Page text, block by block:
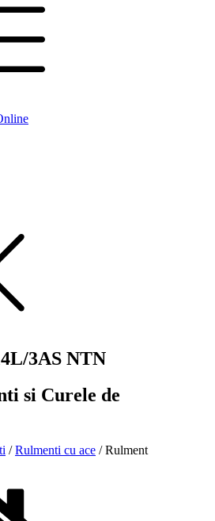
3AS NTN
si Curele de
/Rulmenti cu ace / Rulment